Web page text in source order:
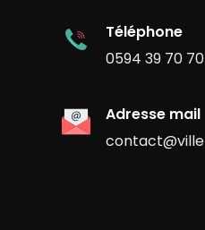
Téléphone
0594 39 70 70
Adresse mail